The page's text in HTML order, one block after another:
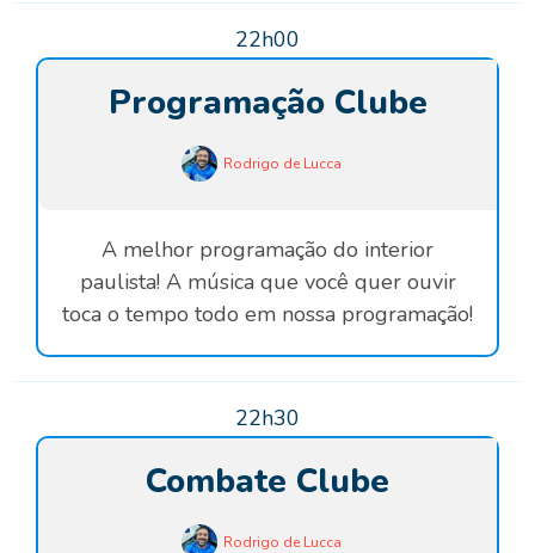
22h00
Programação Clube
Rodrigo de Lucca
A melhor programação do interior
paulista! A música que você quer ouvir
toca o tempo todo em nossa programação!
22h30
Combate Clube
Rodrigo de Lucca